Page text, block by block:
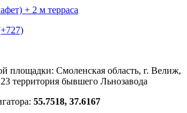
+ 2 м терраса
площадки: Смоленская область, г. Велиж,
территория бывшего Льнозавода
55.7518, 37.6167